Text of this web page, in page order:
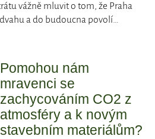
vážně mluvit o tom, že Praha
a do budoucna povolí…
Pomohou nám
mravenci se
zachycováním CO2 z
atmosféry a k novým
stavebním materiálům?